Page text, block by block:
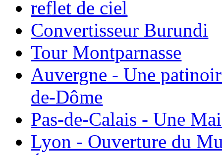
reflet de ciel
Convertisseur Burundi
Tour Montparnasse
Auvergne - Une
de-Dôme
Pas-de-Calais - Une
Lyon - Ouverture du